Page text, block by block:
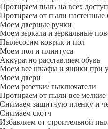
Протираем пыль на всех
Протираем от пыли настенные
Моем дверные ручки
Моем зеркала и зеркальные
Пылесосим коврик и пол
Моем пол и плинтуса
Аккуратно расставляем обувь
Моем все шкафы и ящики при
Моем двери
Моем розетки/ выключатели
Протираем от пыли все
Снимаем защитную пленку и
Снимаем скотч
Избавляем от строительной